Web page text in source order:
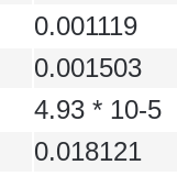
0.001119
0.001503
4.93 * 10-5
0.018121